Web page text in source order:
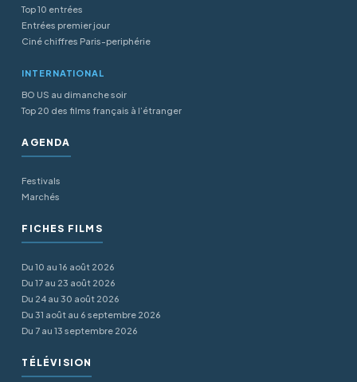
Top 10 entrées
Entrées premier jour
Ciné chiffres Paris-periphérie
INTERNATIONAL
BO US au dimanche soir
Top 20 des films français à l’étranger
AGENDA
Festivals
Marchés
FICHES FILMS
Du 10 au 16 août 2026
Du 17 au 23 août 2026
Du 24 au 30 août 2026
Du 31 août au 6 septembre 2026
Du 7 au 13 septembre 2026
TÉLÉVISION